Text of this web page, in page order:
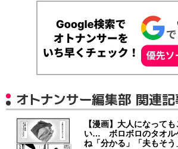
オトナンサー編集部 関連
【漫画】大人になって
い… ボロボロのタオル
ね「分かる」「夫もそう